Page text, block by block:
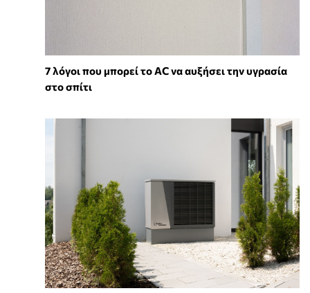
7 λόγοι που μπορεί το AC να αυξήσει την υγρασία
στο σπίτι